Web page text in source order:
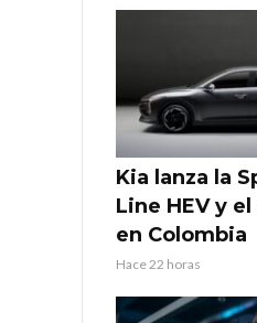
Kia lanza la
Line HEV y
en Colombia
Hace 22 horas